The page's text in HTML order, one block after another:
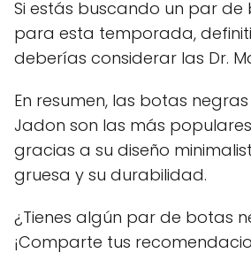
Si estás buscando un par
para esta temporada,
deberías considerar las Dr.
En resumen, las botas
Jadon son las más
gracias a su diseño
gruesa y su durabilidad.
¿Tienes algún par de botas
¡Comparte tus